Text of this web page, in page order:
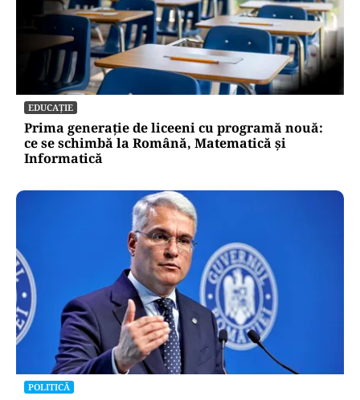
EDUCAȚIE
Prima generație de liceeni cu programă nouă:
ce se schimbă la Română, Matematică și
Informatică
POLITICĂ